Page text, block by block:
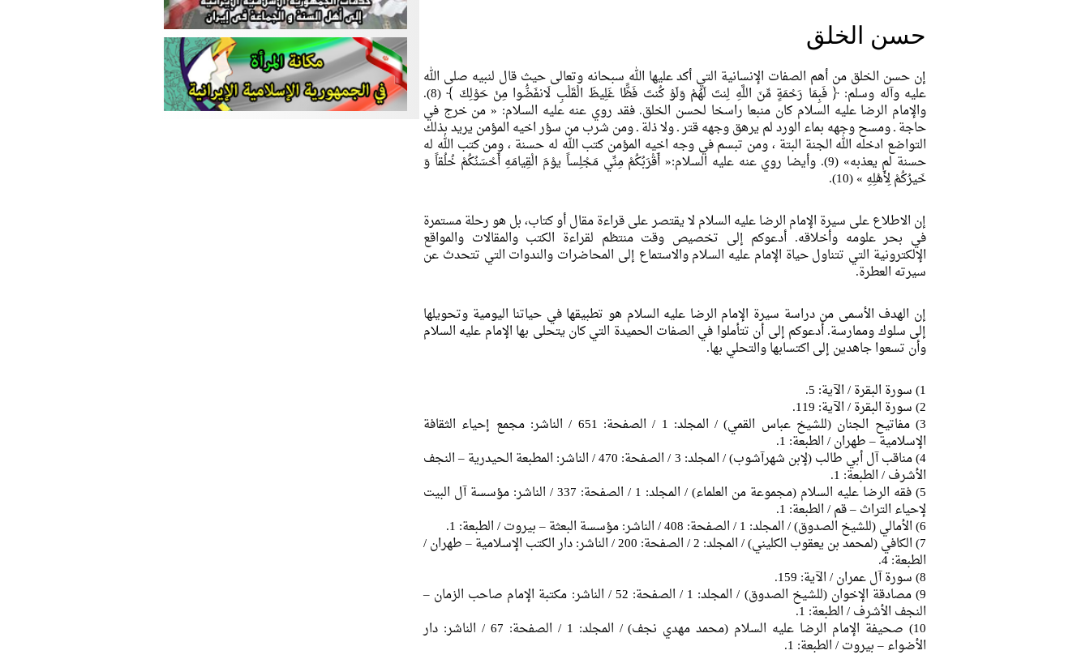
حسن الخلق
إن حسن الخلق من أهم الصفات الإنسانية التي أكد عليها الله سبحانه وتعالى حيث قال لنبيه صلى الله
عليه وآله وسلم: ﴿ فَبِمَا رَحْمَةٍ مِّنَ اللَّهِ لِنتَ لَهُمْ وَلَوْ كُنتَ فَظًّا غَلِيظَ الْقَلْبِ لَانفَضُّوا مِنْ حَوْلِكَ ﴾ (8).
والإمام الرضا عليه السلام كان منبعا راسخا لحسن الخلق. فقد روي عنه عليه السلام: « من خرج في
حاجة ـ ومسح وجهه بماء الورد لم يرهق وجهه قتر ـ ولا ذلة ـ ومن شرب من سؤر اخيه المؤمن يريد بذلك
التواضع ادخله الله الجنة البتة ، ومن تبسم في وجه اخيه المؤمن كتب الله له حسنة ، ومن كتب الله له
حسنة لم يعذبه» (9). وأيضا روي عنه عليه السلام:« أَقْرَبُکُمْ مِنِّي مَجْلِساً يوْمَ الْقِيامَهِ أَحْسَنُکُمْ خُلُقاً وَ
خَيرُکُمْ لِأَهْلِهِ » (10).
إن الاطلاع على سيرة الإمام الرضا عليه السلام لا يقتصر على قراءة مقال أو كتاب، بل هو رحلة مستمرة
في بحر علومه وأخلاقه. أدعوكم إلى تخصيص وقت منتظم لقراءة الكتب والمقالات والمواقع
الإلكترونية التي تتناول حياة الإمام عليه السلام والاستماع إلى المحاضرات والندوات التي تتحدث عن
سيرته العطرة.
إن الهدف الأسمى من دراسة سيرة الإمام الرضا عليه السلام هو تطبيقها في حياتنا اليومية وتحويلها
إلى سلوك وممارسة. أدعوكم إلى أن تتأملوا في الصفات الحميدة التي كان يتحلى بها الإمام عليه السلام
وأن تسعوا جاهدين إلى اكتسابها والتحلي بها.
1) سورة البقرة / الآية: 5.
2) سورة البقرة / الآية: 119.
3) مفاتيح الجنان (للشيخ عباس القمي) / المجلد: 1 / الصفحة: 651 / الناشر: مجمع إحياء الثقافة
الإسلامية – طهران / الطبعة: 1.
4) مناقب آل أبي طالب (لإبن شهرآشوب) / المجلد: 3 / الصفحة: 470 / الناشر: المطبعة الحيدرية – النجف
الأشرف / الطبعة: 1.
5) فقه الرضا عليه السلام (مجموعة من العلماء) / المجلد: 1 / الصفحة: 337 / الناشر: مؤسسة آل البيت
لإحياء التراث – قم / الطبعة: 1.
6) الأمالي (للشيخ الصدوق) / المجلد: 1 / الصفحة: 408 / الناشر: مؤسسة البعثة – بيروت / الطبعة: 1.
7) الكافي (لمحمد بن يعقوب الكليني) / المجلد: 2 / الصفحة: 200 / الناشر: دار الكتب الإسلامية – طهران /
الطبعة: 4.
8) سورة آل عمران / الآية: 159.
9) مصادقة الإخوان (للشيخ الصدوق) / المجلد: 1 / الصفحة: 52 / الناشر: مكتبة الإمام صاحب الزمان –
النجف الأشرف / الطبعة: 1.
10) صحيفة الإمام الرضا عليه السلام (محمد مهدي نجف) / المجلد: 1 / الصفحة: 67 / الناشر: دار
الأضواء – بيروت / الطبعة: 1.